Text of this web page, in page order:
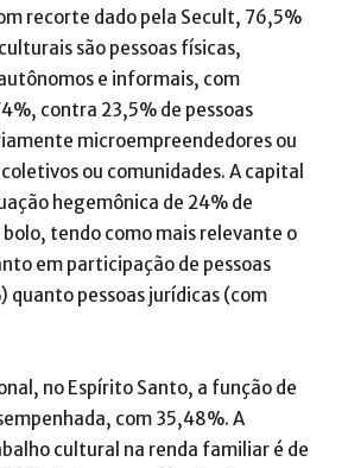
recorte dado pela Secult, 76,5%
são pessoas físicas,
e informais, com
contra 23,5% de pessoas
microempreendedores ou
ou comunidades. A capital
hegemônica de 24% de
tendo como mais relevante o
em participação de pessoas
quanto pessoas jurídicas (com
no Espírito Santo, a função de
com 35,48%. A
cultural na renda familiar é de